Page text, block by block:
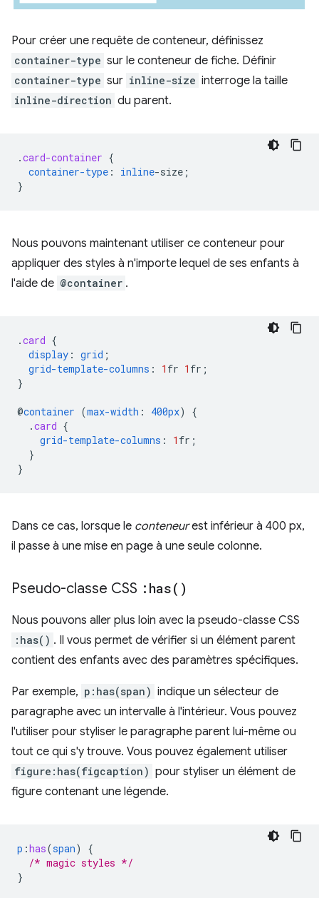
Pour créer une requête de conteneur, définissez
container-type sur le conteneur de fiche. Définir
container-type sur inline-size interroge la taille
inline-direction du parent.
.card-container {
container-type : inline-size ;
}
Nous pouvons maintenant utiliser ce conteneur pour
appliquer des styles à n'importe lequel de ses enfants à
l'aide de @container .
.card {
display : grid ;
grid-template-columns : 1 fr 1 fr ;
}
@container (max-width : 400px)
{
.card {
grid-template-columns : 1 fr ;
}
}
Dans ce cas, lorsque le conteneurest inférieur à 400 px,
il passe à une mise en page à une seule colonne.
Pseudo-classe CSS : has( )
Nous pouvons aller plus loin avec la pseudo-classe CSS
:has() . Il vous permet de vérifier si un élément parent
contient des enfants avec des paramètres spécifiques.
Par exemple, p:has(span) indique un sélecteur de
paragraphe avec un intervalle à l'intérieur. Vous pouvez
l'utiliser pour styliser le paragraphe parent lui-même ou
tout ce qui s'y trouve. Vous pouvez également utiliser
figure:has(figcaption) pour styliser un élément de
figure contenant une légende.
p :has(span)
{
/* magic styles */
}